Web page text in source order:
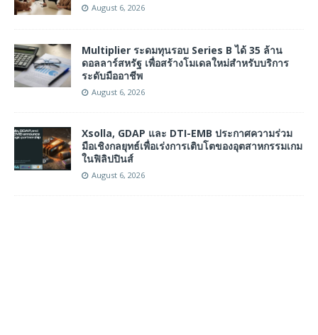
August 6, 2026
Multiplier ระดมทุนรอบ Series B ได้ 35 ล้าน
ดอลลาร์สหรัฐ เพื่อสร้างโมเดลใหม่สำหรับบริการ
ระดับมืออาชีพ
August 6, 2026
Xsolla, GDAP และ DTI-EMB ประกาศความร่วม
มือเชิงกลยุทธ์เพื่อเร่งการเติบโตของอุตสาหกรรมเกม
ในฟิลิปปินส์
August 6, 2026